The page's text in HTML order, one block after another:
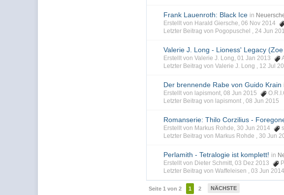
Frank Lauenroth: Black Ice in
Erstellt von Harald Giersche, 06 Nov 2014
Letzter Beitrag von Pogopuschel ,24 Jun
Valerie J. Long - Lioness' Legacy (Zoe
Erstellt von Valerie J. Long, 01 Jan 2013
Letzter Beitrag von Valerie J. Long , 12 Jul
Der brennende Rabe von Guido Krain
Erstellt von lapismont, 08 Jun 2015
Letzter Beitrag von lapismont ,08 Jun 2015
Romanserie: Thilo Corzilius -
Erstellt von Markus Rohde, 30 Jun 2014
Letzter Beitrag von Markus Rohde ,30 Jun
Perlamith - Tetralogie ist komplett! in
Erstellt von Dieter Schmitt, 03 Dez 2013
Letzter Beitrag von Waffeleisen ,03 Jun 2014
Seite 1 von 2 1 2 NÄCHSTE